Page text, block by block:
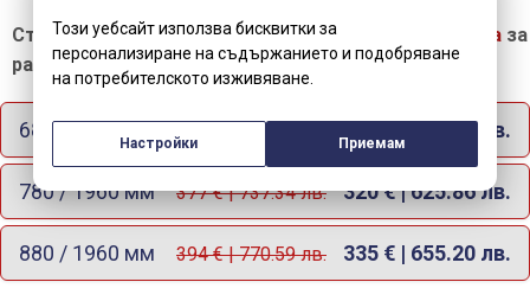
Стандартна цена на врататабез алуминиева лайсна за
размери на крилото:
680 / 1960 мм 358 € | 700.18 лв. 304 € | 594.57 лв.
780 / 1960 мм 377 € | 737.34 лв. 320 € | 625.86 лв.
880 / 1960 мм 394 € | 770.59 лв. 335 € | 655.20 лв.
Този уебсайт използва бисквитки за
персонализиране на съдържанието и подобряване
на потребителското изживяване.
Настройки Приемам